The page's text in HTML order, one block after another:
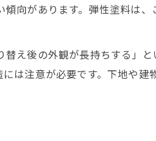
紹介
性
を解説
向があります。弾性塗料は
え後の外観が長持ちする」
は注意が必要です。下地や建